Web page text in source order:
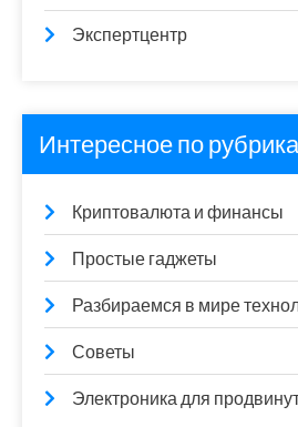
Экспертцентр
Интересное по
Криптовалюта и финансы
Простые гаджеты
Разбираемся в мире
Советы
Электроника для